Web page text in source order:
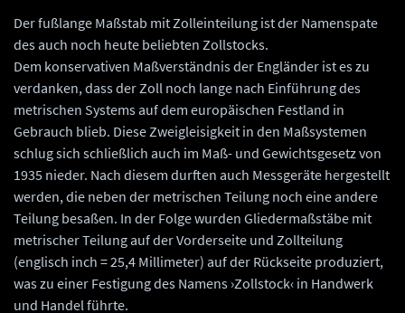
Der fußlange Maßstab mit Zolleinteilung ist der Namenspate
des auch noch heute beliebten Zollstocks.
Dem konservativen Maßverständnis der Engländer ist es zu
verdanken, dass der Zoll noch lange nach Einführung des
metrischen Systems auf dem europäischen Festland in
Gebrauch blieb. Diese Zweigleisigkeit in den Maßsystemen
schlug sich schließlich auch im Maß- und Gewichtsgesetz von
1935 nieder. Nach diesem durften auch Messgeräte hergestellt
werden, die neben der metrischen Teilung noch eine andere
Teilung besaßen. In der Folge wurden Gliedermaßstäbe mit
metrischer Teilung auf der Vorderseite und Zollteilung
(englisch inch = 25,4 Millimeter) auf der Rückseite produziert,
was zu einer Festigung des Namens ›Zollstock‹ in Handwerk
und Handel führte.